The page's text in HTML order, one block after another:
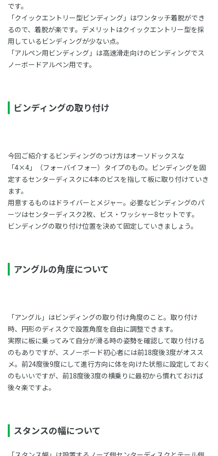
です。
「クイックエントリー型ビンディング」はワンタッチ着脱ができ
るので、着脱が楽です。デメリットはクイックエントリー型を採
用しているビンディングが少ない点。
「アルペン用ビンディング」は高速滑走向けのビンディングでス
ノーボードアルペン用です。
ビンディングの取り付け
今回ご紹介するビンディングのつけ方はオーソドックスな
「4×4」（フォーバイフォー）タイプのもの。ビンディングを固
定するセンターディスクに4本のビスを指して板に取り付けていき
ます。
用意するものはドライバーとメジャー。必要なビンディングのパ
ーツはセンターディスク2枚、ビス・ワッシャー8セットです。
ビンディングの取り付け位置を決めて固定していきましょう。
アングルの角度について
「アングル」はビンディングの取り付け角度のこと。取り付け
時、円形のディスクで設置角度を自由に調整できます。
実際に板に乗ってみて自分が滑る時の姿勢を確認して取り付ける
のもありですが、スノーボード初心者には前18度後3度がオスス
メ。前24度後9度にして進行方向に体を向けた状態に設定しておく
のもいいですが、前18度後3度の横乗りに最初から慣れておけば
後々楽ですよ。
スタンスの幅について